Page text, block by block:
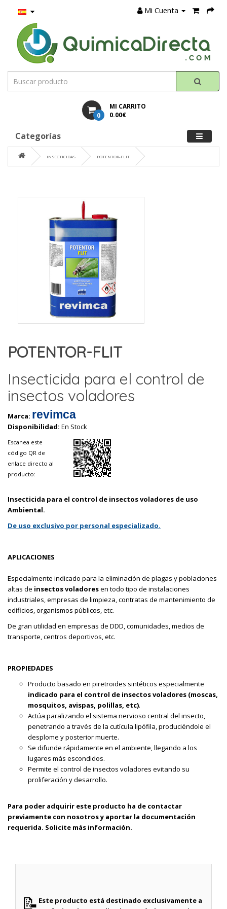
Mi Cuenta
MI CARRITO
0 0.00€
Categorías
INSECTICIDAS POTENTOR-FLIT
POTENTOR-FLIT
Insecticida para el control de
insectos voladores
Marca: revimca
Disponibilidad: En Stock
Escanea este
código QR de
enlace directo al
producto:
Insecticida para el control de insectos voladores de uso
Ambiental.
De uso exclusivo por personal especializado.
APLICACIONES
Especialmente indicado para la eliminación de plagas y poblaciones
altas de insectos voladoresen todo tipo de instalaciones
industriales, empresas de limpieza, contratas de mantenimiento de
edificios, organismos públicos, etc.
De gran utilidad en empresas de DDD, comunidades, medios de
transporte, centros deportivos, etc.
PROPIEDADES
Producto basado en piretroides sintéticos especialmente
indicado para el control de insectos voladores (moscas,
mosquitos, avispas, polillas, etc).
Actúa paralizando el sistema nervioso central del insecto,
penetrando a través de la cutícula lipófila, produciéndole el
desplome y posterior muerte.
Se difunde rápidamente en el ambiente, llegando a los
lugares más escondidos.
Permite el control de insectos voladores evitando su
proliferación y desarrollo.
Para poder adquirir este producto ha de contactar
previamente con nosotros y aportar la documentación
requerida. Solicite más información.
📝 Este producto está destinado exclusivamente a